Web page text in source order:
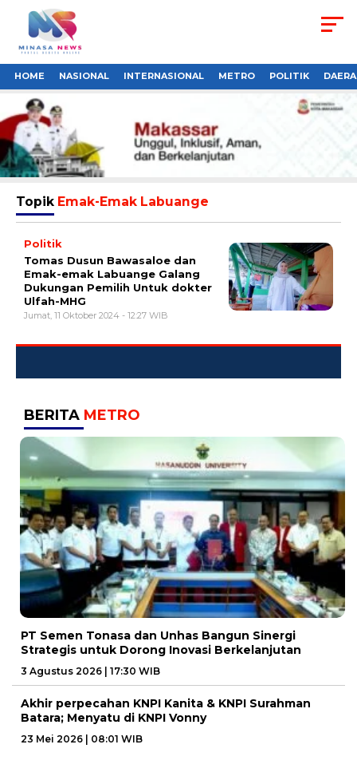
HOME NASIONAL INTERNASIONAL METRO POLITIK
Topik Emak-Emak Labuange
Politik
Tomas Dusun Bawasaloe dan
Emak-emak Labuange Galang
Dukungan Pemilih Untuk dokter
Ulfah-MHG
Jumat, 11 Oktober 2024 - 12:27 WIB
BERITA METRO
PT Semen Tonasa dan Unhas Bangun Sinergi
Strategis untuk Dorong Inovasi Berkelanjutan
3 Agustus 2026 | 17:30 WIB
Akhir perpecahan KNPI Kanita & KNPI Surahman
Batara; Menyatu di KNPI Vonny
23 Mei 2026 | 08:01 WIB